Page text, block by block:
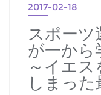
2017-02-18
スポーツ
が一から
～イエ
しまっ